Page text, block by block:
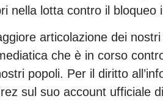
nella lotta contro il bloqueo
articolazione dei
che è in corso
popoli. Per il diritto
sul suo account ufficiale